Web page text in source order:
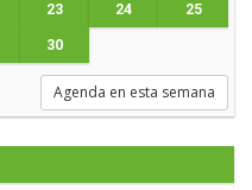
23 24 25
30
Agenda en esta semana